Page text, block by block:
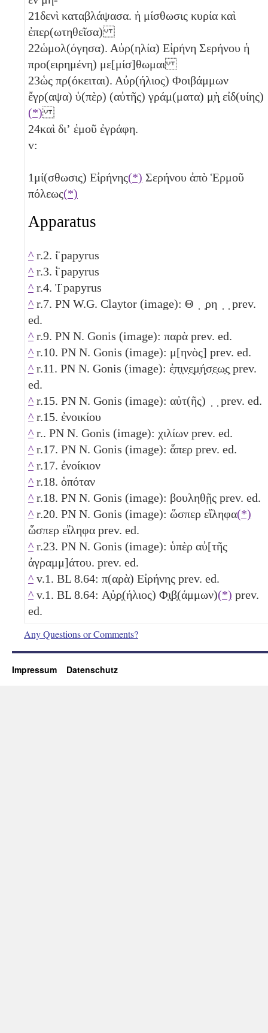
21δενὶ καταβλάψασα. ἡ μίσθωσις κυρία καὶ
ἐπερ(ωτηθεῖσα)
22ὡμολ(όγησα). Αὐρ(ηλία) Εἰρήνη Σερήνου ἡ
προ(ειρημένη) με[μίσ]θωμαι
23ὡς πρ(όκειται). Αὐρ(ήλιος) Φοιβάμμων
ἔγρ(αψα) ὑ(πὲρ) (αὐτῆς) γράμ(ματα) μ̣ὴ̣ εἰδ(υίης)
(*)
24καὶ διʼ ἐμοῦ ἐγράφη.
v:
1μί(σθωσις) Εἰρήνης(*) Σερήνου ἀπὸ Ἑρμοῦ
πόλεως(*)
Apparatus
^ r.2. ί̈ papyrus
^ r.3. ἱ̈ papyrus
^ r.4. Ἰ̈ papyrus
^ r.7. PN W.G. Claytor (image): Θ ̣ ̣ρη ̣ ̣ prev.
ed.
^ r.9. PN N. Gonis (image): παρὰ prev. ed.
^ r.10. PN N. Gonis (image): μ[ηνὸς] prev. ed.
^ r.11. PN N. Gonis (image): ἐ̣π̣ι̣ν̣ε̣μ̣ή̣σ̣ε̣ω̣ς̣ prev.
ed.
^ r.15. PN N. Gonis (image): αὐτ(ῆς) ̣ ̣ prev. ed.
^ r.15. ἐνοικίου
^ r.. PN N. Gonis (image): χιλίων prev. ed.
^ r.17. PN N. Gonis (image): ἅπερ prev. ed.
^ r.17. ἐνοίκιον
^ r.18. ὁπόταν
^ r.18. PN N. Gonis (image): βουληθῇς prev. ed.
^ r.20. PN N. Gonis (image): ὥσπερ εἴληφα(*)
ὥσπερ εἴληφα prev. ed.
^ r.23. PN N. Gonis (image): ὑπὲρ αὐ[τῆς
ἀγραμμ]άτου. prev. ed.
^ v.1. BL 8.64: π(αρὰ) Εἰρήνης prev. ed.
^ v.1. BL 8.64: Α̣ὐ̣ρ̣(ήλιος) Φ̣ι̣β̣(άμμων)(*) prev.
ed.
Any Questions or Comments?
Impressum Datenschutz